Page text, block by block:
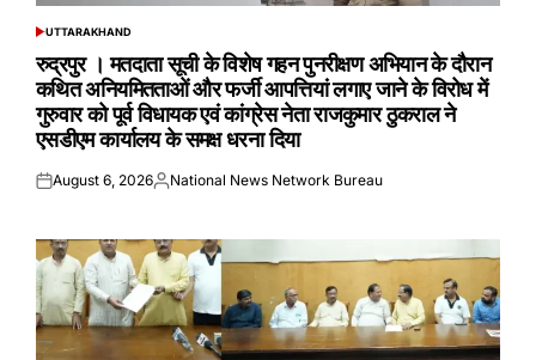
POSTED
UTTARAKHAND
रुद्रपुर । मतदाता सूची के विशेष गहन पुनरीक्षण अभियान के दौरान
कथित अनियमितताओं और फर्जी आपत्तियां लगाए जाने के विरोध में
गुरुवार को पूर्व विधायक एवं कांग्रेस नेता राजकुमार ठुकराल ने
एसडीएम कार्यालय के समक्ष धरना दिया
Posted
August 6, 2026Posted
National News Network Bureau